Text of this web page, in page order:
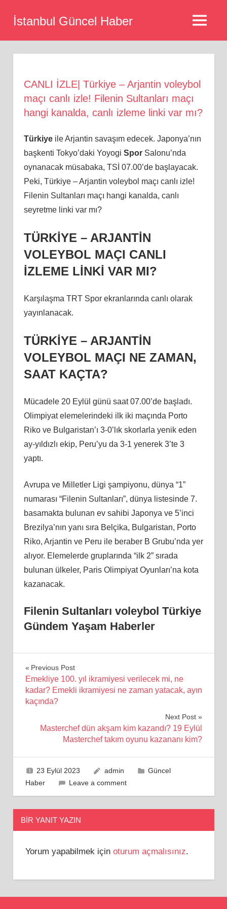
İstanbul Güncel Haber MENU
CANLI İZLE| Türkiye – Arjantin voleybol
maçı canlı izle! Filenin Sultanları maçı
hangi kanalda, canlı izleme linki var mı?
Türkiyeile Arjantin savaşım edecek. Japonya’nın
başkenti Tokyo’daki Yoyogi SporSalonu’nda
oynanacak müsabaka, TSİ 07.00’de başlayacak.
Peki, Türkiye – Arjantin voleybol maçı canlı izle!
Filenin Sultanları maçı hangi kanalda, canlı
seyretme linki var mı?
TÜRKİYE – ARJANTİN
VOLEYBOL MAÇI CANLI
İZLEME LİNKİ VAR MI?
Karşılaşma TRT Spor ekranlarında canlı olarak
yayınlanacak.
TÜRKİYE – ARJANTİN
VOLEYBOL MAÇI NE ZAMAN,
SAAT KAÇTA?
Mücadele 20 Eylül günü saat 07.00’de başladı.
Olimpiyat elemelerindeki ilk iki maçında Porto
Riko ve Bulgaristan’ı 3-0’lık skorlarla yenik eden
ay-yıldızlı ekip, Peru’yu da 3-1 yenerek 3’te 3
yaptı.
Avrupa ve Milletler Ligi şampiyonu, dünya “1”
numarası “Filenin Sultanları”, dünya listesinde 7.
basamakta bulunan ev sahibi Japonya ve 5’inci
Brezilya’nın yanı sıra Belçika, Bulgaristan, Porto
Riko, Arjantin ve Peru ile beraber B Grubu’nda yer
alıyor. Elemelerde gruplarında “ilk 2” sırada
bulunan ülkeler, Paris Olimpiyat Oyunları’na kota
kazanacak.
Filenin Sultanları voleybol Türkiye
Gündem Yaşam Haberler
Yazı
gezinmesi
Previous Post
Emekliye 100. yıl ikramiyesi verilecek mi, ne
kadar? Emekli ikramiyesi ne zaman yatacak, ayın
kaçında?
Next Post
Masterchef dün akşam kim kazandı? 19 Eylül
Masterchef takım oyunu kazananı kim?
23 Eylül 2023 admin
Güncel
Haber
Leave a comment
BIR YANIT YAZIN
Yorum yapabilmek için oturum açmalısınız.